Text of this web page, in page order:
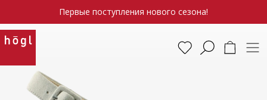
Первые поступления нового сезона!